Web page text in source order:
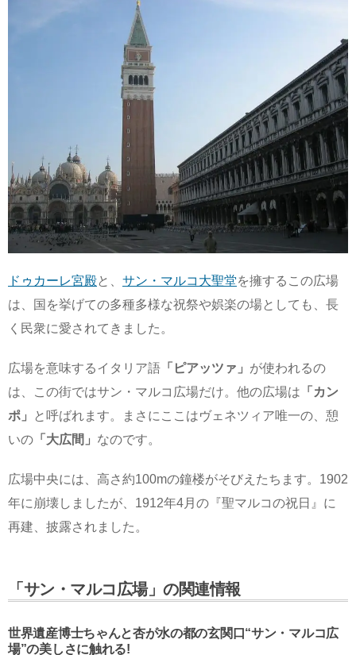
ドゥカーレ宮殿と、 サン・マルコ大聖堂を擁するこの広場
は、国を挙げての多種多様な祝祭や娯楽の場としても、長
く民衆に愛されてきました。
広場を意味するイタリア語 「ピアッツァ」 が使われるの
は、この街ではサン・マルコ広場だけ。他の広場は 「カン
ポ」
と呼ばれます。まさにここはヴェネツィア唯一の、憩
いの 「大広間」 なのです。
広場中央には、高さ約100mの鐘楼がそびえたちます。1902
年に崩壊しましたが、1912年4月の『聖マルコの祝日』に
再建、披露されました。
「サン・マルコ広場」の関連情報
世界遺産博士ちゃんと杏が水の都の玄関口“サン・マルコ広
場”の美しさに触れる!